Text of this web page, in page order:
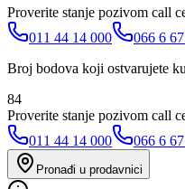
Proverite stanje pozivom call
011 44 14 000
066 6
Broj bodova koji ostvarujete
84
Proverite stanje pozivom call
011 44 14 000
066 6
Pronađi u prodavnici